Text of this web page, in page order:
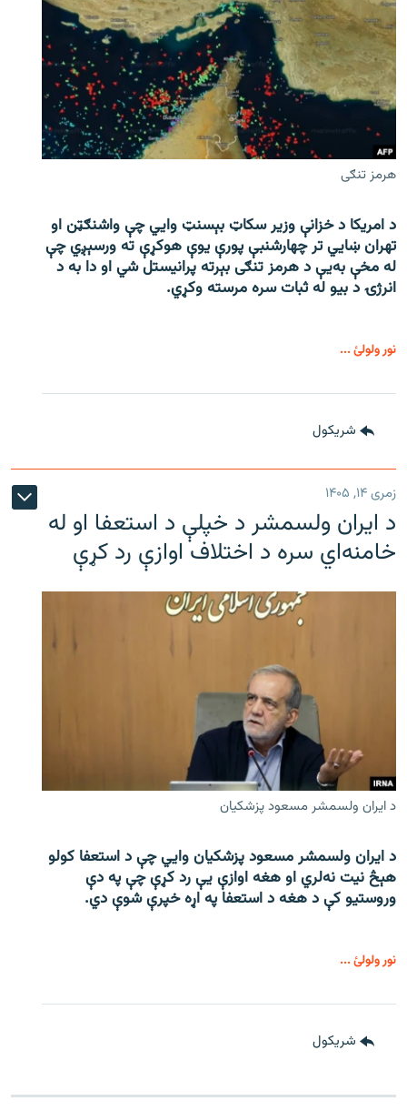
هرمز تنګی
د امریکا د خزانې وزیر سکاټ بېسنټ وایي چې واشنګټن او
تهران ښايي تر چهارشنبې پورې یوې هوکړې ته ورسېږي چې
له مخې به‌یې د هرمز تنګی بېرته پرانیستل شي او دا به د
انرژۍ د بیو له ثبات سره مرسته وکړي.
نور ولولئ ...
شريکول
زمری ۱۴, ۱۴۰۵
د ایران ولسمشر د خپلې د استعفا او له
خامنه‌اي سره د اختلاف اوازې رد کړې
د ایران ولسمشر مسعود پزشکیان
د ایران ولسمشر مسعود پزشکیان وایي چې د استعفا کولو
هېڅ نیت نه‌لري او هغه اوازې یې رد کړې چې په دې
وروستیو کې د هغه د استعفا په اړه خپرې شوې دي.
نور ولولئ ...
شريکول